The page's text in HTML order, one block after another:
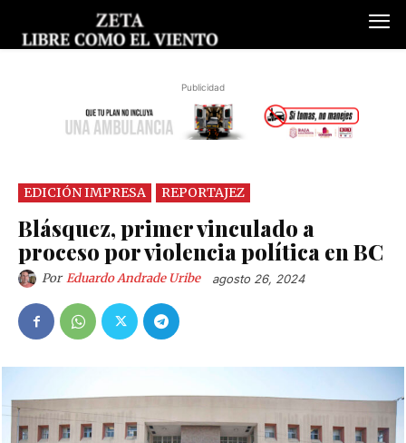
Publicidad
EDICIÓN IMPRESA REPORTAJEZ
Blásquez, primer vinculado a
proceso por violencia política en BC
Por Eduardo Andrade Uribe agosto 26, 2024